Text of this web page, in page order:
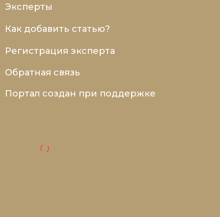
Эксперты
Как добавить статью?
Регистрация эксперта
Обратная связь
Портал создан при поддержке